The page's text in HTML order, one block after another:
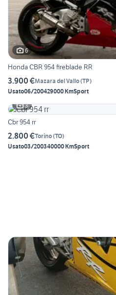
6
Honda CBR 954 fireblade RR
3.900 €Mazara del Vallo(TP)
Usato06/200429000 KmSport
3
Cbr 954 rr
2.800 €Torino(TO)
Usato03/200340000 KmSport